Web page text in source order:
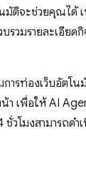
มัติจะช่วยคุณได้
วมรายละเอียดกิ
การท่องเว็บอัตโ
า เพื่อให้ AI
โมงสามารถดำ